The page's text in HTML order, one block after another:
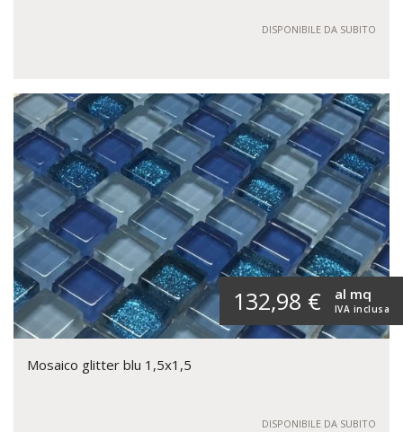
DISPONIBILE DA SUBITO
132,98 € IVA inclusa
al mq
Mosaico glitter blu 1,5x1,5
DISPONIBILE DA SUBITO